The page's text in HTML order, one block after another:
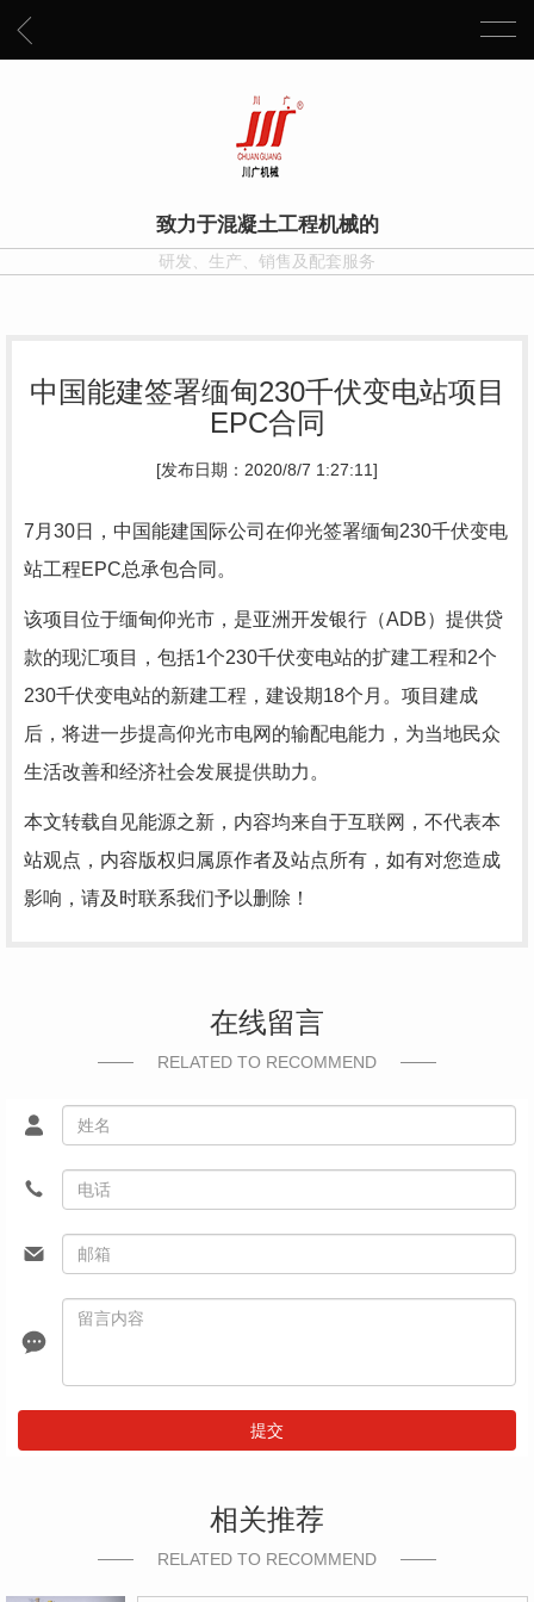
致力于混凝土工程机械的
研发、生产、销售及配套服务
中国能建签署缅甸230千伏变电站项目
EPC合同
[发布日期：2020/8/7 1:27:11]
7月30日，中国能建国际公司在仰光签署缅甸230千伏变电
站工程EPC总承包合同。
该项目位于缅甸仰光市，是亚洲开发银行（ADB）提供贷
款的现汇项目，包括1个230千伏变电站的扩建工程和2个
230千伏变电站的新建工程，建设期18个月。项目建成
后，将进一步提高仰光市电网的输配电能力，为当地民众
生活改善和经济社会发展提供助力。
本文转载自见能源之新，内容均来自于互联网，不代表本
站观点，内容版权归属原作者及站点所有，如有对您造成
影响，请及时联系我们予以删除！
在线留言
RELATED TO RECOMMEND
提交
相关推荐
RELATED TO RECOMMEND